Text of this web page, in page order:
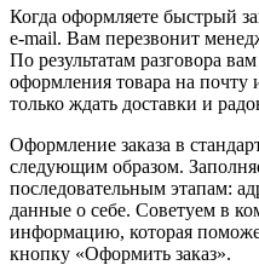
Когда оформляете быстрый
e-mail. Вам перезвонит
По результатам разговора
оформления товара на почту
только ждать доставки и
Оформление заказа в
следующим образом.
последовательным этапам:
данные о себе. Советуем в
информацию, которая
кнопку «Оформить заказ».